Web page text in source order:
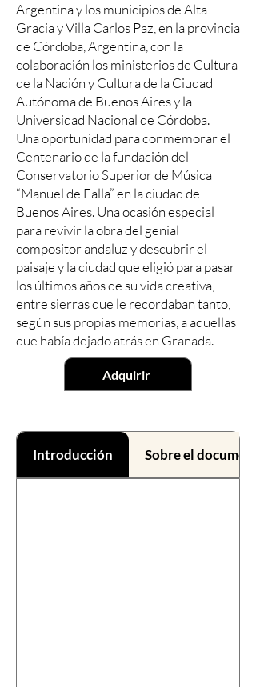
Argentina y los municipios de Alta
Gracia y Villa Carlos Paz, en la provincia
de Córdoba, Argentina, con la
colaboración los ministerios de Cultura
de la Nación y Cultura de la Ciudad
Autónoma de Buenos Aires y la
Universidad Nacional de Córdoba.
Una oportunidad para conmemorar el
Centenario de la fundación del
Conservatorio Superior de Música
“Manuel de Falla” en la ciudad de
Buenos Aires. Una ocasión especial
para revivir la obra del genial
compositor andaluz y descubrir el
paisaje y la ciudad que eligió para pasar
los últimos años de su vida creativa,
entre sierras que le recordaban tanto,
según sus propias memorias, a aquellas
que había dejado atrás en Granada.
Adquirir
Introducción Sobre el